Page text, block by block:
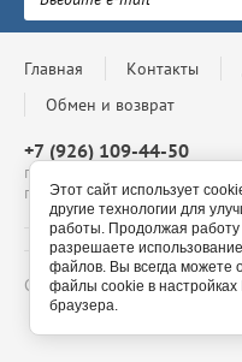
Главная Контакты
Обмен и возврат
+7 (926) 109-44-50
г. Москва, Проспект
павильон 4-69, с 10:00 до
Copyright © - 2026
Этот сайт использует
другие технологии для
работы. Продолжая
разрешаете
файлов. Вы всегда можете
файлы cookie в настройках
браузера.